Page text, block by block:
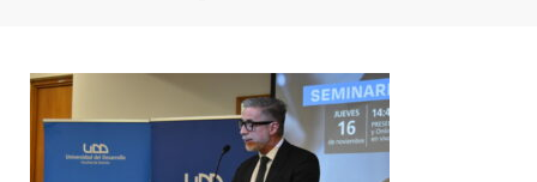
VINCULACIÓN CON EL MEDIO